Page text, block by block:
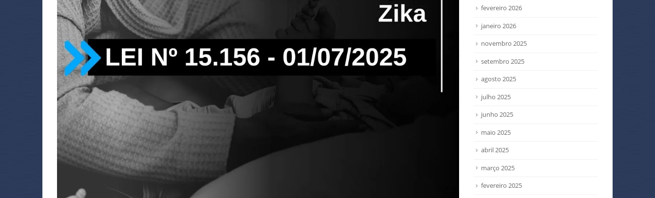
fevereiro 2026
janeiro 2026
novembro 2025
setembro 2025
agosto 2025
julho 2025
junho 2025
maio 2025
abril 2025
março 2025
fevereiro 2025